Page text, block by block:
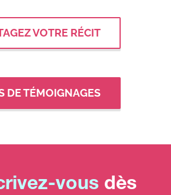
VOTRE RÉCIT
DE TÉMOIGNAGES
vous dès